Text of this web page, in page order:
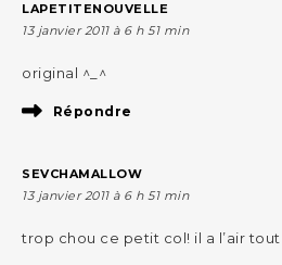
LAPETITENOUVELLE
13 janvier 2011 à 6 h 51 min
original ^_^
Répondre
SEVCHAMALLOW
13 janvier 2011 à 6 h 51 min
trop chou ce petit col! il a l’air tout